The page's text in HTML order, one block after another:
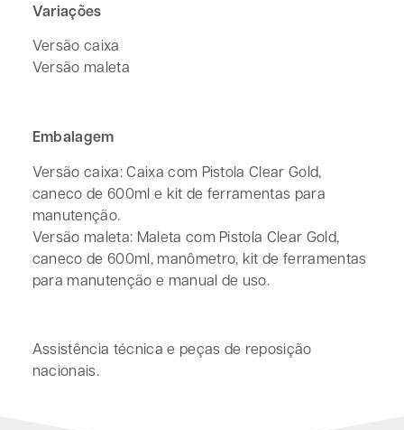
Variações
Versão caixa
Versão maleta
Embalagem
Versão caixa: Caixa com Pistola Clear Gold,
caneco de 600ml e kit de ferramentas para
manutenção.
Versão maleta: Maleta com Pistola Clear Gold,
caneco de 600ml, manômetro, kit de ferramentas
para manutenção e manual de uso.
Assistência técnica e peças de reposição
nacionais.